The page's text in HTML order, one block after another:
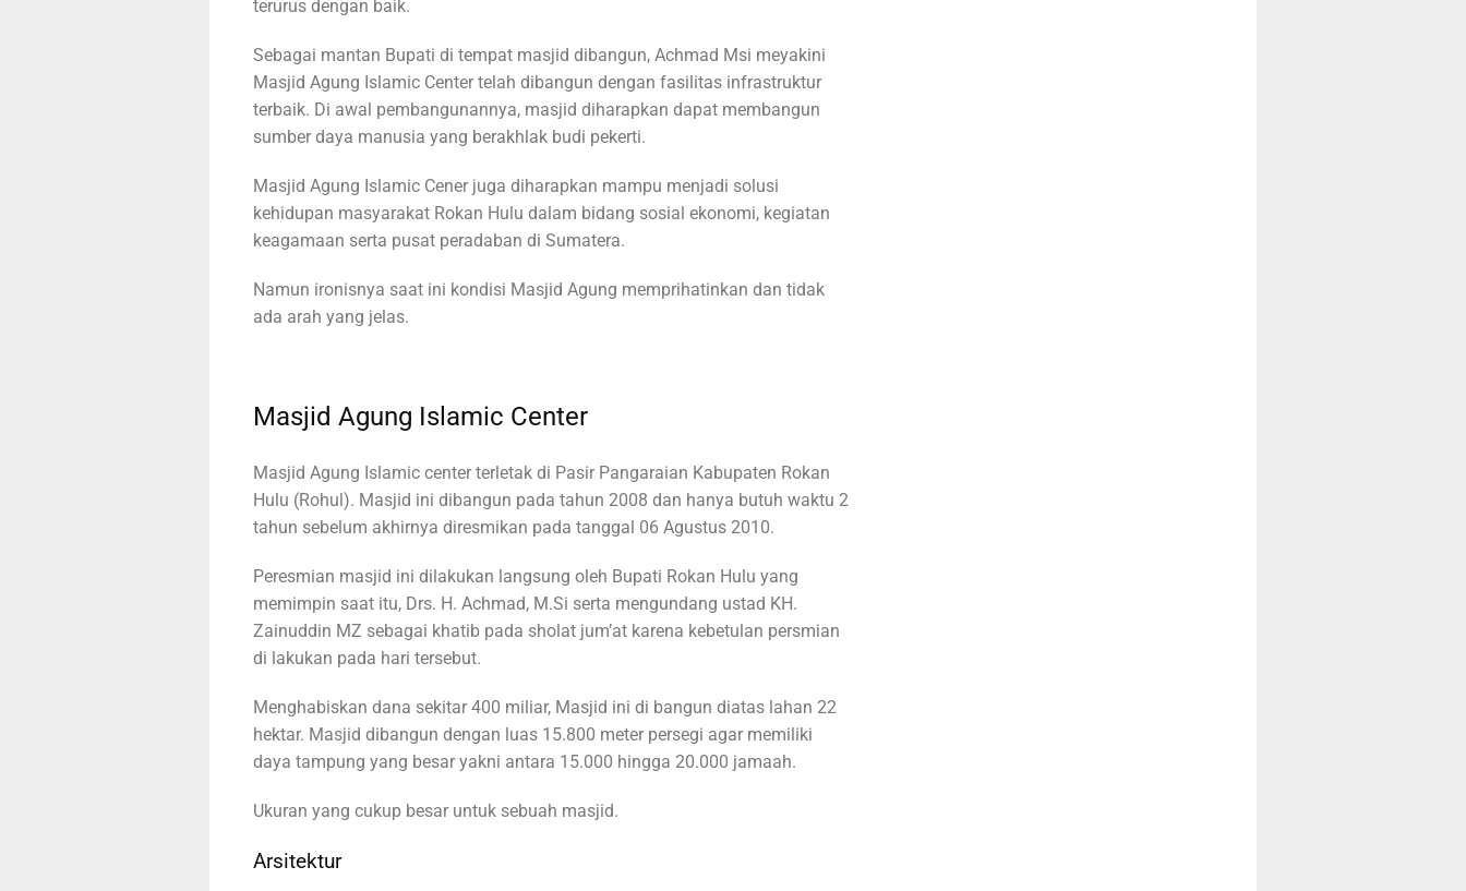
terurus dengan baik.
Sebagai mantan Bupati di tempat masjid dibangun, Achmad Msi meyakini
Masjid Agung Islamic Center telah dibangun dengan fasilitas infrastruktur
terbaik. Di awal pembangunannya, masjid diharapkan dapat membangun
sumber daya manusia yang berakhlak budi pekerti.
Masjid Agung Islamic Cener juga diharapkan mampu menjadi solusi
kehidupan masyarakat Rokan Hulu dalam bidang sosial ekonomi, kegiatan
keagamaan serta pusat peradaban di Sumatera.
Namun ironisnya saat ini kondisi Masjid Agung memprihatinkan dan tidak
ada arah yang jelas.
Masjid Agung Islamic Center
Masjid Agung Islamic center terletak di Pasir Pangaraian Kabupaten Rokan
Hulu (Rohul). Masjid ini dibangun pada tahun 2008 dan hanya butuh waktu 2
tahun sebelum akhirnya diresmikan pada tanggal 06 Agustus 2010.
Peresmian masjid ini dilakukan langsung oleh Bupati Rokan Hulu yang
memimpin saat itu, Drs. H. Achmad, M.Si serta mengundang ustad KH.
Zainuddin MZ sebagai khatib pada sholat jum’at karena kebetulan persmian
di lakukan pada hari tersebut.
Menghabiskan dana sekitar 400 miliar, Masjid ini di bangun diatas lahan 22
hektar. Masjid dibangun dengan luas 15.800 meter persegi agar memiliki
daya tampung yang besar yakni antara 15.000 hingga 20.000 jamaah.
Ukuran yang cukup besar untuk sebuah masjid.
Arsitektur